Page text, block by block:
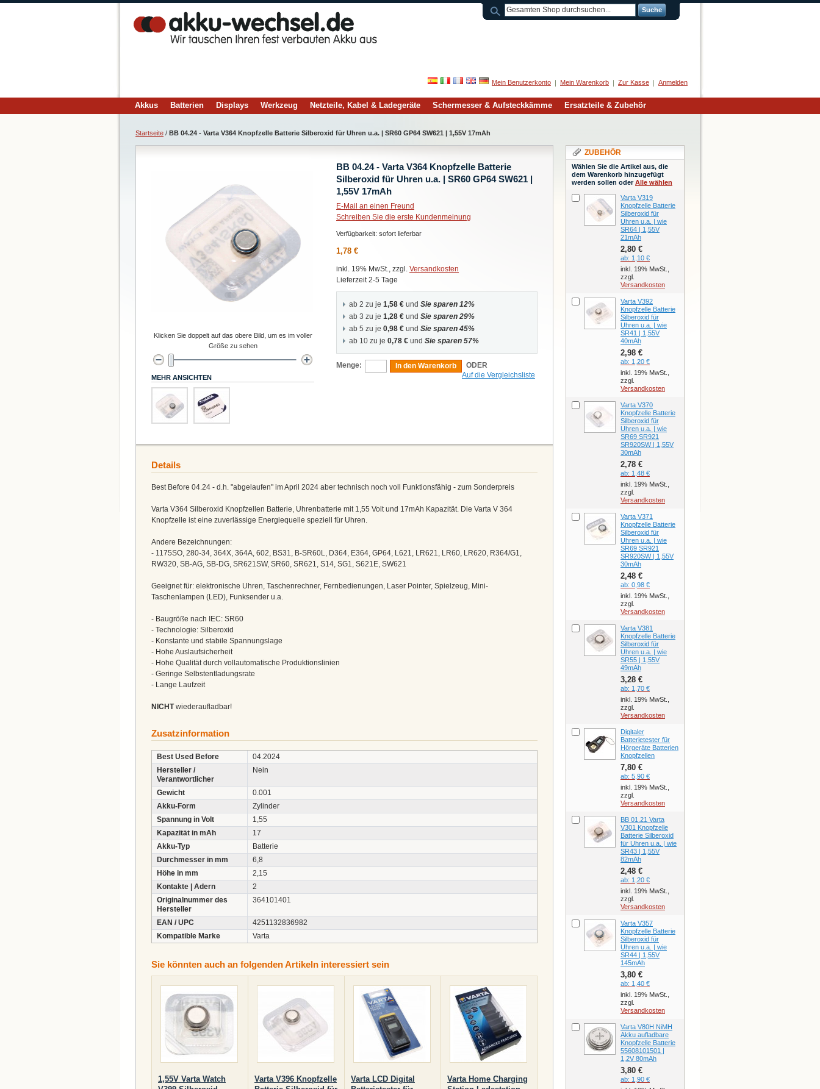
Suche
Mein Benutzerkonto Mein Warenkorb Zur Kasse Anmelden
Akkus Batterien Displays Werkzeug Netzteile, Kabel & Ladegeräte Schermesser & Aufsteckkämme Ersatzteile & Zubehör
Startseite / BB 04.24 - Varta V364 Knopfzelle Batterie Silberoxid für Uhren u.a. | SR60 GP64 SW621 | 1,55V 17mAh
BB 04.24 - Varta V364 Knopfzelle Batterie
Silberoxid für Uhren u.a. | SR60 GP64 SW621 |
1,55V 17mAh
E-Mail an einen Freund
Schreiben Sie die erste Kundenmeinung
Verfügbarkeit: sofort lieferbar
1,78 €
inkl. 19% MwSt., zzgl. Versandkosten
Lieferzeit 2-5 Tage
ab 2 zu je 1,58 € und Sie sparen 12%
ab 3 zu je 1,28 € und Sie sparen 29%
ab 5 zu je 0,98 € und Sie sparen 45%
ab 10 zu je 0,78 € und Sie sparen 57%
Menge: In den Warenkorb
ODER
Auf die Vergleichsliste
Klicken Sie doppelt auf das obere Bild, um es im voller
Größe zu sehen
MEHR ANSICHTEN
Details
Best Before 04.24 - d.h. "abgelaufen" im April 2024 aber technisch noch voll Funktionsfähig - zum Sonderpreis
Varta V364 Silberoxid Knopfzellen Batterie, Uhrenbatterie mit 1,55 Volt und 17mAh Kapazität. Die Varta V 364
Knopfzelle ist eine zuverlässige Energiequelle speziell für Uhren.
Andere Bezeichnungen:
- 1175SO, 280-34, 364X, 364A, 602, BS31, B-SR60L, D364, E364, GP64, L621, LR621, LR60, LR620, R364/G1,
RW320, SB-AG, SB-DG, SR621SW, SR60, SR621, S14, SG1, S621E, SW621
Geeignet für: elektronische Uhren, Taschenrechner, Fernbedienungen, Laser Pointer, Spielzeug, Mini-
Taschenlampen (LED), Funksender u.a.
- Baugröße nach IEC: SR60
- Technologie: Silberoxid
- Konstante und stabile Spannungslage
- Hohe Auslaufsicherheit
- Hohe Qualität durch vollautomatische Produktionslinien
- Geringe Selbstentladungsrate
- Lange Laufzeit
NICHTwiederaufladbar!
Zusatzinformation
Best Used Before
04.2024
Hersteller /
Verantwortlicher
Nein
Gewicht
0.001
Akku-Form
Zylinder
Spannung in Volt
1,55
Kapazität in mAh
17
Akku-Typ
Batterie
Durchmesser in mm
6,8
Höhe in mm
2,15
Kontakte | Adern
2
Originalnummer des
Hersteller
364101401
EAN / UPC
4251132836982
Kompatible Marke
Varta
Sie könnten auch an folgenden Artikeln interessiert sein
1,55V Varta Watch
Varta V396 Knopfzelle
Varta LCD Digital
Varta Home Charging
ZUBEHÖR
Wählen Sie die Artikel aus, die
dem Warenkorb hinzugefügt
werden sollen oderAlle wählen
Varta V319
Knopfzelle Batterie
Silberoxid für
Uhren u.a. | wie
SR64 | 1,55V
21mAh
2,80 €
ab: 1,10 €
inkl. 19% MwSt.,
zzgl.
Versandkosten
Varta V392
Knopfzelle Batterie
Silberoxid für
Uhren u.a. | wie
SR41 | 1,55V
40mAh
2,98 €
ab: 1,20 €
inkl. 19% MwSt.,
zzgl.
Versandkosten
Varta V370
Knopfzelle Batterie
Silberoxid für
Uhren u.a. | wie
SR69 SR921
SR920SW | 1,55V
30mAh
2,78 €
ab: 1,48 €
inkl. 19% MwSt.,
zzgl.
Versandkosten
Varta V371
Knopfzelle Batterie
Silberoxid für
Uhren u.a. | wie
SR69 SR921
SR920SW | 1,55V
30mAh
2,48 €
ab: 0,98 €
inkl. 19% MwSt.,
zzgl.
Versandkosten
Varta V381
Knopfzelle Batterie
Silberoxid für
Uhren u.a. | wie
SR55 | 1,55V
49mAh
3,28 €
ab: 1,70 €
inkl. 19% MwSt.,
zzgl.
Versandkosten
Digitaler
Batterietester für
Hörgeräte Batterien
Knopfzellen
7,80 €
ab: 5,90 €
inkl. 19% MwSt.,
zzgl.
Versandkosten
BB 01.21 Varta
V301 Knopfzelle
Batterie Silberoxid
für Uhren u.a. | wie
SR43 | 1,55V
82mAh
2,48 €
ab: 1,20 €
inkl. 19% MwSt.,
zzgl.
Versandkosten
Varta V357
Knopfzelle Batterie
Silberoxid für
Uhren u.a. | wie
SR44 | 1,55V
145mAh
3,80 €
ab: 1,40 €
inkl. 19% MwSt.,
zzgl.
Versandkosten
Varta V80H NiMH
Akku aufladbare
Knopfzelle Batterie
55608101501 |
1,2V 80mAh
3,80 €
ab: 1,90 €